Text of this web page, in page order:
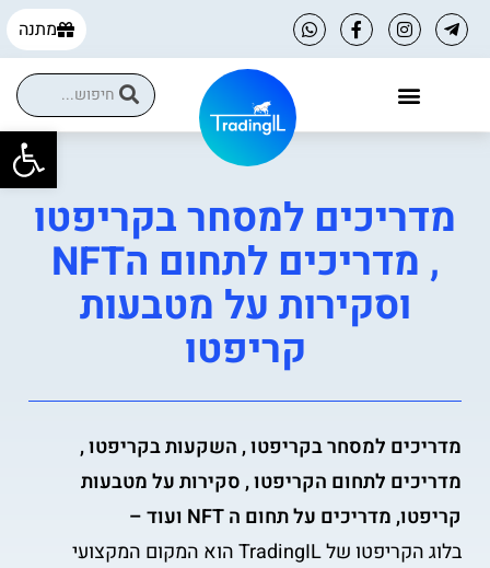
מתנה
מדריכים למסחר בקריפטו
, מדריכים לתחום הNFT
וסקירות על מטבעות
קריפטו
מדריכים למסחר בקריפטו , השקעות בקריפטו ,
מדריכים לתחום הקריפטו , סקירות על מטבעות
קריפטו, מדריכים על תחום ה NFT ועוד –
בלוג הקריפטו של TradingIL הוא המקום המקצועי